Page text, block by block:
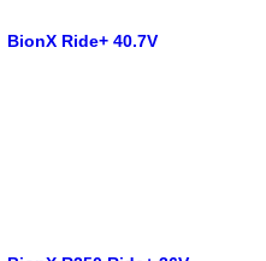
BionX Ride+ 40.7V